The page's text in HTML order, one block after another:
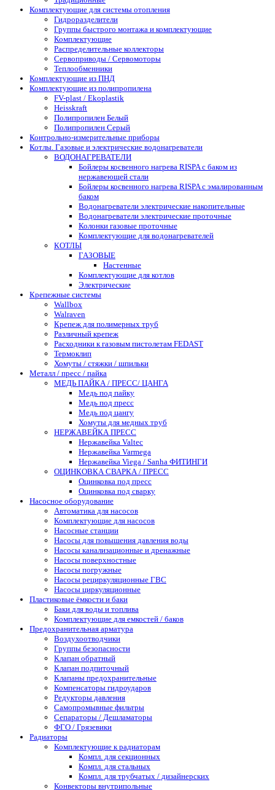
Комплектующие для системы отопления
Гидроразделители
Группы быстрого монтажа и комплектующие
Комплектующие
Распределительные коллекторы
Сервоприводы / Сервомоторы
Теплообменники
Комплектующие из ПНД
Комплектующие из полипропилена
FV-plast / Ekoplastik
Heisskraft
Полипропилен Белый
Полипропилен Серый
Контрольно-измерительные приборы
Котлы. Газовые и электрические водонагреватели
ВОДОНАГРЕВАТЕЛИ
Бойлеры косвенного нагрева RISPA с баком из
нержавеющей стали
Бойлеры косвенного нагрева RISPA с эмалированным
баком
Водонагреватели электрические накопительные
Водонагреватели электрические проточные
Колонки газовые проточные
Комплектующие для водонагревателей
КОТЛЫ
ГАЗОВЫЕ
Настенные
Комплектующие для котлов
Электрические
Крепежные системы
Wallbox
Walraven
Крепеж для полимерных труб
Различный крепеж
Расходники к газовым пистолетам FEDAST
Термоклип
Хомуты / стяжки / шпильки
Металл / пресс / пайка
МЕДЬ ПАЙКА / ПРЕСС/ ЦАНГА
Медь под пайку
Медь под пресс
Медь под цангу
Хомуты для медных труб
НЕРЖАВЕЙКА ПРЕСС
Нержавейка Valtec
Нержавейка Varmega
Нержавейка Viega / Sanha ФИТИНГИ
ОЦИНКОВКА СВАРКА / ПРЕСС
Оцинковка под пресс
Оцинковка под сварку
Насосное оборудование
Автоматика для насосов
Комплектующие для насосов
Насосные станции
Насосы для повышения давления воды
Насосы канализационные и дренажные
Насосы поверхностные
Насосы погружные
Насосы рециркуляционные ГВС
Насосы циркуляционные
Пластиковые ёмкости и баки
Баки для воды и топлива
Комплектующие для емкостей / баков
Предохранительная арматура
Воздухоотводчики
Группы безопасности
Клапан обратный
Клапан подпиточный
Клапаны предохранительные
Компенсаторы гидроударов
Редукторы давления
Самопромывные фильтры
Сепараторы / Дешламаторы
ФГО / Грязевики
Радиаторы
Комплектующие к радиаторам
Компл. для секционных
Компл. для стальных
Компл. для трубчатых / дизайнерских
Конвекторы внутрипольные